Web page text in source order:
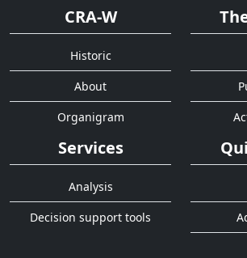
CRA-W
Historic
About
Organigram
Services
Analysis
Decision support tools